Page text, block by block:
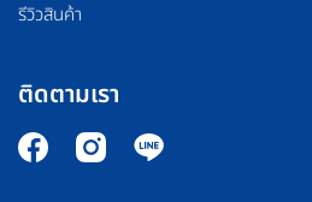
รีวิวสินค้า
ติดตามเรา